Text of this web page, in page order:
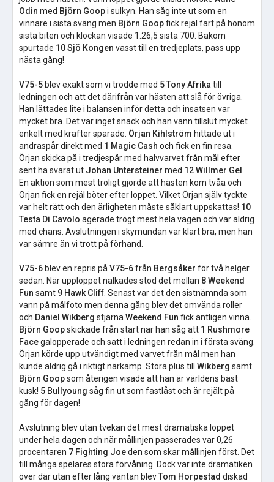
Odin med Björn Goopi sulkyn. Han såg inte ut som en
vinnare i sista sväng men Björn Goopfick rejäl fart på honom
sista biten och klockan visade 1.26,5 sista 700. Bakom
spurtade 10 Sjö Kongen vasst till en tredjeplats, pass upp
nästa gång!
V75-5 blev exakt som vi trodde med 5 Tony Afrika till
ledningen och att det därifrån var hästen att slå för övriga.
Han lättades lite i balansen inför detta och insatsen var
mycket bra. Det var inget snack och han vann tillslut mycket
enkelt med krafter sparade. Örjan Kihlström hittade ut i
andraspår direkt med 1 Magic Cash och fick en fin resa.
Örjan skicka på i tredjespår med halvvarvet från mål efter
sent ha svarat ut Johan Untersteiner med 12 Willmer Gel
En aktion som mest troligt gjorde att hästen kom tvåa och
Örjan fick en rejäl böter efter loppet. Vilket Örjan själv tyckte
var helt rätt och den ärligheten måste såklart uppskattas! 10
Testa Di Cavolo agerade trögt mest hela vägen och var aldrig
med chans. Avslutningen i skymundan var klart bra, men han
var sämre än vi trott på förhand.
V75-6 blev en repris på V75-6från Bergsåker för två helger
sedan. När upploppet nalkades stod det mellan 8 Weekend
Fun samt 9 Hawk Cliff . Senast var det den sistnämnda som
vann på målfoto men denna gång blev det omvända roller
och Daniel Wikberg stjärna Weekend Fun fick äntligen vinna.
Björn Goopskickade från start när han såg att 1 Rushmore
Facegalopperade och satt i ledningen redan in i första sväng.
Örjan körde upp utvändigt med varvet från mål men han
kunde aldrig gå i riktigt närkamp. Stora plus till Wikberg samt
Björn Goopsom återigen visade att han är världens bäst
kusk! 5 Bullyoung såg fin ut som fastlåst och är rejält på
gång för dagen!
Avslutning blev utan tvekan det mest dramatiska loppet
under hela dagen och när mållinjen passerades var 0,26
procentaren 7 Fighting Joeden som skar mållinjen först. Det
till många spelares stora förvåning. Dock var inte dramatiken
över där utan efter lång väntan blevTom Horpestad diskad